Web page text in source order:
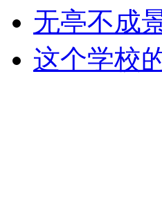
无亭不成
这个学校